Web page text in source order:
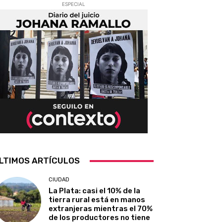
ESPECIAL
ARTÍCULOS
CIUDAD
La Plata: casi el 10% de la
tierra rural está en manos
extranjeras mientras el 70%
de los productores no tiene